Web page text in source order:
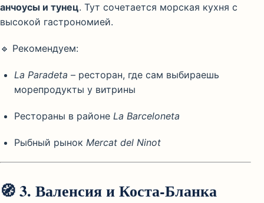
анчоусы и тунец. Тут сочетается морская кухня с
высокой гастрономией.
🔹 Рекомендуем:
La Paradeta – ресторан, где сам выбираешь
морепродукты у витрины
Рестораны в районе La Barceloneta
Рыбный рынок Mercat del Ninot
🧭3. Валенсия и Коста-Бланка